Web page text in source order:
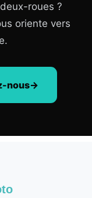
roues ?
oriente vers
nous